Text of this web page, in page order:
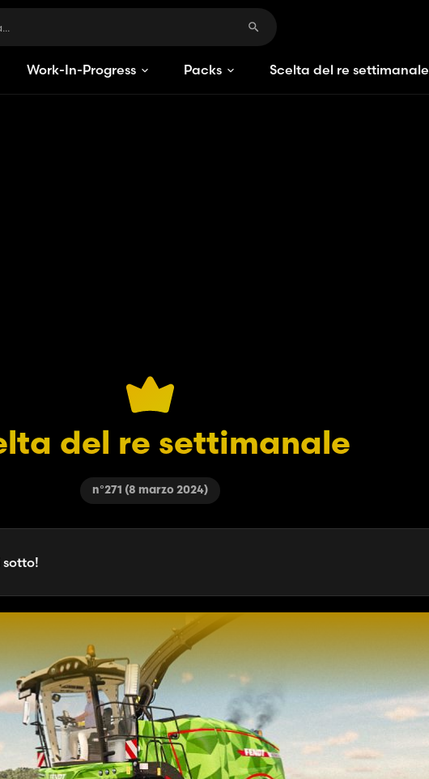
Work-In-Progress Packs Scelta del re settimanale
del re settimanale
n°271 (8 marzo 2024)